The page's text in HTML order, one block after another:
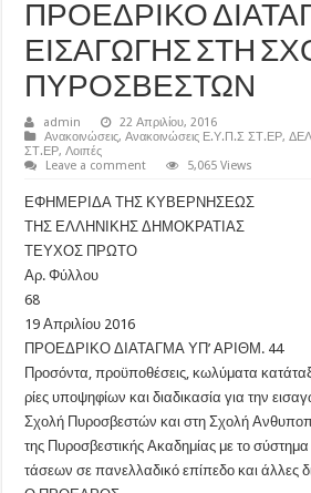
ΠΡΟΕΔΡΙΚΟ
ΕΙΣΑΓΩΓΗΣ ΣΤΗ
ΠΥΡΟΣΒΕΣΤΩΝ
admin
22 Απριλίου, 2016
Ανακοινώσεις,Ανακοινώσεις Ε.Υ.Π.Σ ΣΤ.ΕΡ,
ΣΤ.ΕΡ,Λοιπές
Leave a comment
5,065 Views
ΕΦΗΜΕΡΙΔΑ ΤΗΣ ΚΥΒΕΡΝΗΣΕΩΣ
ΤΗΣ ΕΛΛΗΝΙΚΗΣ ΔΗΜΟΚΡΑΤΙΑΣ
ΤΕΥΧΟΣ ΠΡΩΤΟ
Αρ. Φύλλου
68
19 Απριλίου 2016
ΠΡΟΕΔΡΙΚΟ ΔΙΑΤΑΓΜΑ ΥΠ’ ΑΡΙΘΜ. 44
Προσόντα, προϋποθέσεις, κωλύματα
ρίες υποψηφίων και διαδικασία για την
Σχολή Πυροσβεστών και στη Σχολή
της Πυροσβεστικής Ακαδημίας με το
τάσεων σε πανελλαδικό επίπεδο και άλλες